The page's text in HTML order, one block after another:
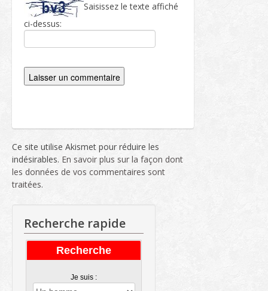
Saisissez le texte affiché
ci-dessus:
Ce site utilise Akismet pour réduire les
indésirables. En savoir plus sur la façon dont
les données de vos commentaires sont
traitées.
Recherche rapide
Recherche
Je suis :